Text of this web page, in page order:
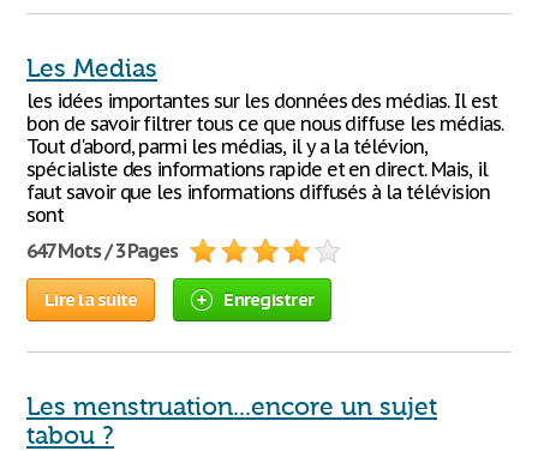
Les Medias
les idées importantes sur les données des médias. Il est
bon de savoir filtrer tous ce que nous diffuse les médias.
Tout d'abord, parmi les médias, il y a la télévion,
spécialiste des informations rapide et en direct. Mais, il
faut savoir que les informations diffusés à la télévision
sont
647 Mots / 3 Pages
Lire la suite Enregistrer
Les menstruation...encore un sujet
tabou ?